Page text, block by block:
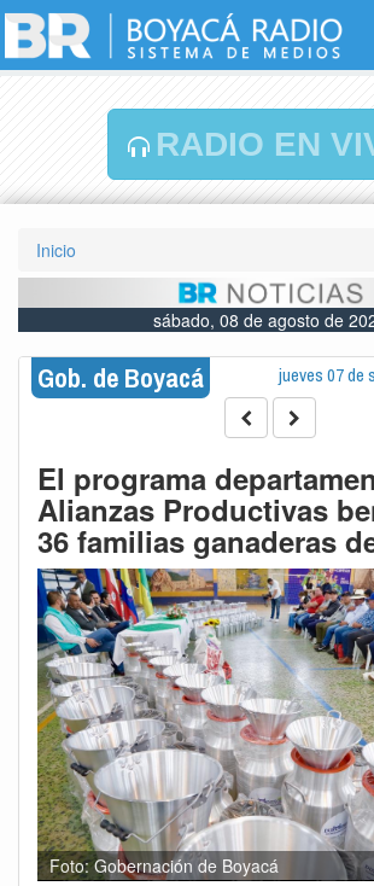
RADIO EN
Inicio
sábado, 08 de agosto de
Gob. de Boyacá jueves 07 de
El programa
Alianzas Productivas
36 familias ganaderas
Foto: Gobernación de Boyacá